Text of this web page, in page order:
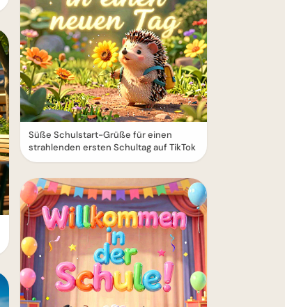
Süße Schulstart-Grüße für einen
strahlenden ersten Schultag auf TikTok